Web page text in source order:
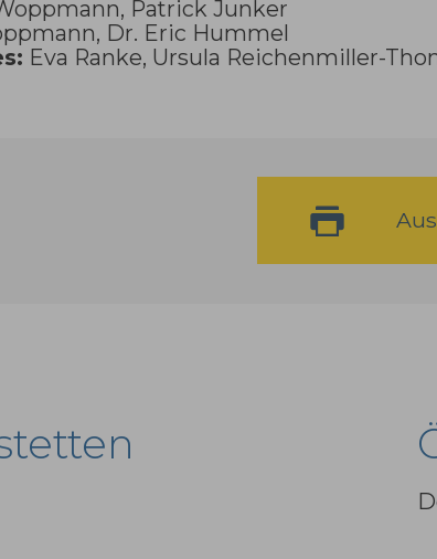
Patrick Junker
Dr. Eric Hummel
Eva Ranke, Ursula Reichenmiller-